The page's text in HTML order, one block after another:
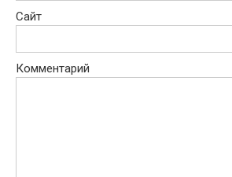
Сайт
Комментарий